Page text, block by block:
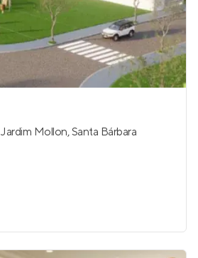
Jardim Mollon,Santa Bárbara